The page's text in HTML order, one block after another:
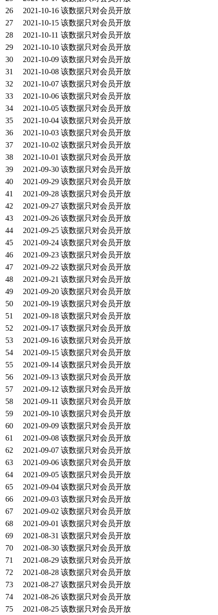
26
2021-10-16 该数据只对会员开放
27
2021-10-15 该数据只对会员开放
28
2021-10-11 该数据只对会员开放
29
2021-10-10 该数据只对会员开放
30
2021-10-09 该数据只对会员开放
31
2021-10-08 该数据只对会员开放
32
2021-10-07 该数据只对会员开放
33
2021-10-06 该数据只对会员开放
34
2021-10-05 该数据只对会员开放
35
2021-10-04 该数据只对会员开放
36
2021-10-03 该数据只对会员开放
37
2021-10-02 该数据只对会员开放
38
2021-10-01 该数据只对会员开放
39
2021-09-30 该数据只对会员开放
40
2021-09-29 该数据只对会员开放
41
2021-09-28 该数据只对会员开放
42
2021-09-27 该数据只对会员开放
43
2021-09-26 该数据只对会员开放
44
2021-09-25 该数据只对会员开放
45
2021-09-24 该数据只对会员开放
46
2021-09-23 该数据只对会员开放
47
2021-09-22 该数据只对会员开放
48
2021-09-21 该数据只对会员开放
49
2021-09-20 该数据只对会员开放
50
2021-09-19 该数据只对会员开放
51
2021-09-18 该数据只对会员开放
52
2021-09-17 该数据只对会员开放
53
2021-09-16 该数据只对会员开放
54
2021-09-15 该数据只对会员开放
55
2021-09-14 该数据只对会员开放
56
2021-09-13 该数据只对会员开放
57
2021-09-12 该数据只对会员开放
58
2021-09-11 该数据只对会员开放
59
2021-09-10 该数据只对会员开放
60
2021-09-09 该数据只对会员开放
61
2021-09-08 该数据只对会员开放
62
2021-09-07 该数据只对会员开放
63
2021-09-06 该数据只对会员开放
64
2021-09-05 该数据只对会员开放
65
2021-09-04 该数据只对会员开放
66
2021-09-03 该数据只对会员开放
67
2021-09-02 该数据只对会员开放
68
2021-09-01 该数据只对会员开放
69
2021-08-31 该数据只对会员开放
70
2021-08-30 该数据只对会员开放
71
2021-08-29 该数据只对会员开放
72
2021-08-28 该数据只对会员开放
73
2021-08-27 该数据只对会员开放
74
2021-08-26 该数据只对会员开放
75
2021-08-25 该数据只对会员开放